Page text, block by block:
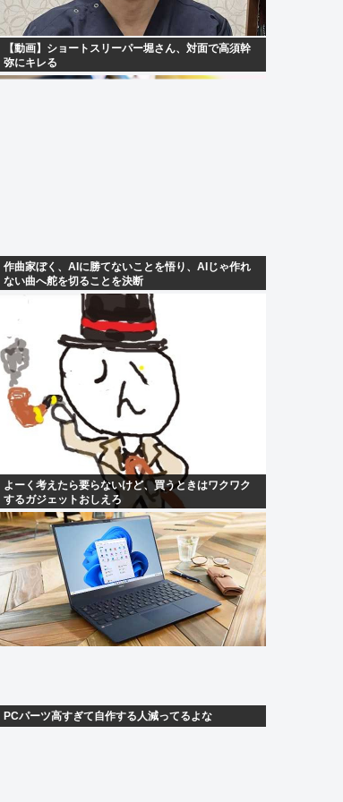
【動画】ショートスリーパー堀さん、対面で高須幹
弥にキレる
作曲家ぼく、AIに勝てないことを悟り、AIじゃ作れ
ない曲へ舵を切ることを決断
よーく考えたら要らないけど、買うときはワクワク
するガジェットおしえろ
PCパーツ高すぎて自作する人減ってるよな